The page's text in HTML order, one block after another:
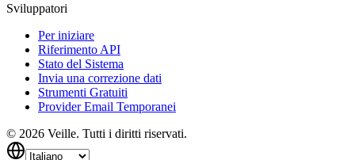
Sviluppatori
Per iniziare
Riferimento API
Stato del Sistema
Invia una correzione dati
Strumenti Gratuiti
Provider Email Temporanei
© 2026 Veille. Tutti i diritti riservati.